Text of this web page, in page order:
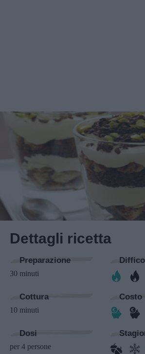
Dettagli ricetta
Preparazione
30 minuti
Cottura
10 minuti
Costo
Dosi
per 4 persone